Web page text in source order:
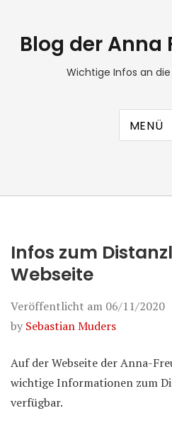
Blog der Anna
Wichtige Infos an
MENÜ
Infos zum
Webseite
Veröffentlicht am 06/11/2020
by Sebastian Muders
Auf der Webseite der Anna-
wichtige Informationen zum
verfügbar.